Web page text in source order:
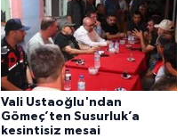
Vali Ustaoğlu'ndan
Gömeç’ten Susurluk’a
kesintisiz mesai